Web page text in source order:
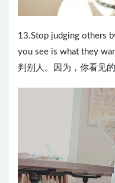
13.Stop judging others
you see is what they
判别人。因为，你看见